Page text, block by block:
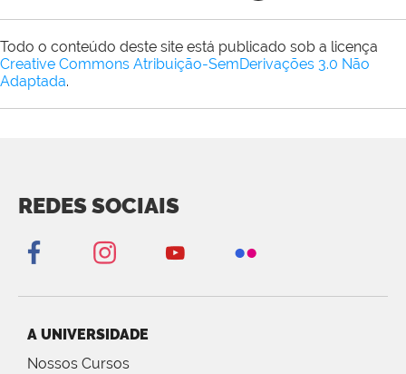
Todo o conteúdo deste site está publicado sob a licença
Creative Commons Atribuição-SemDerivações 3.0 Não
Adaptada.
REDES SOCIAIS
A UNIVERSIDADE
Nossos Cursos